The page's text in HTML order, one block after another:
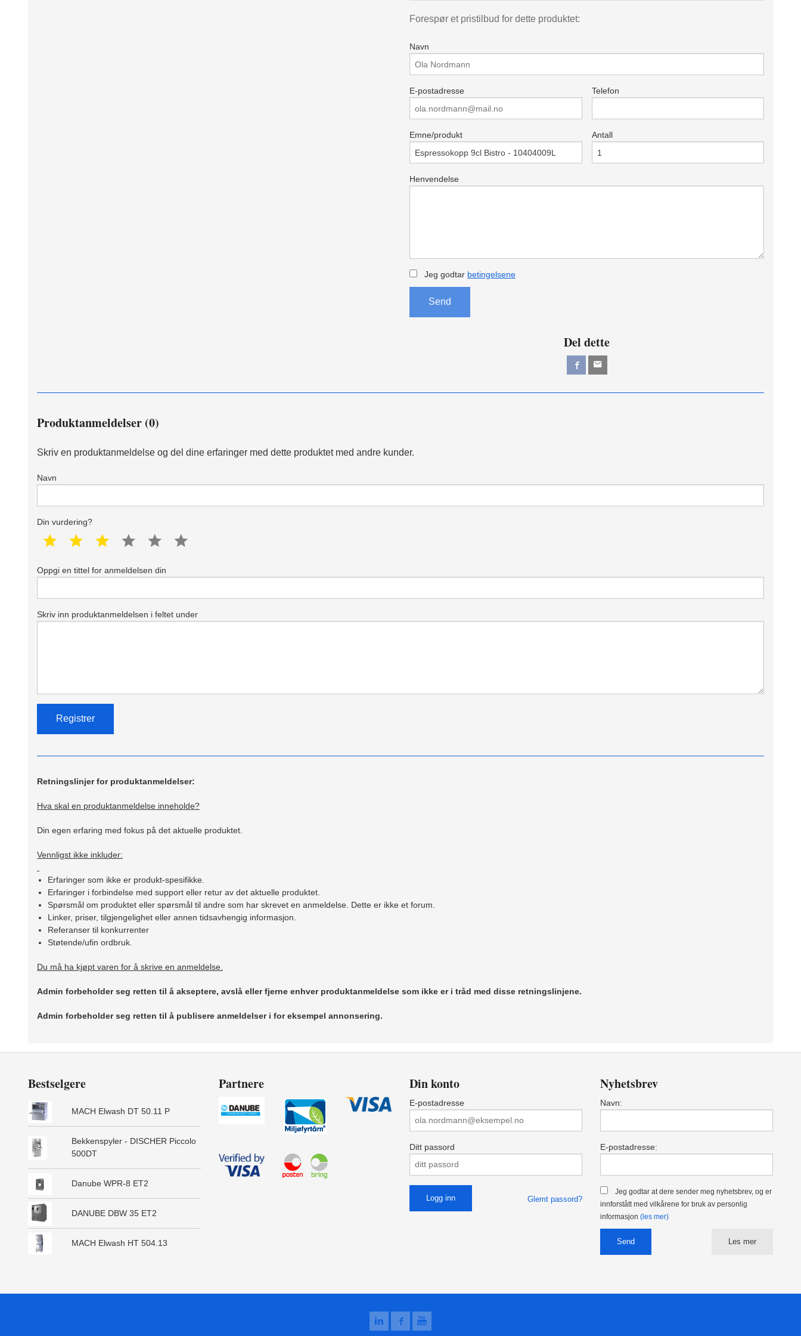
Forespør et pristilbud for dette produktet:
Navn
E-postadresse Telefon
Emne/produkt Antall
Henvendelse
Jeg godtar betingelsene
Send
Del dette
Produktanmeldelser (0)
Skriv en produktanmeldelse og del dine erfaringer med dette produktet med andre kunder.
Navn
Din vurdering?
1 star 2 star 3 star 4 star 5 star
Oppgi en tittel for anmeldelsen din
Skriv inn produktanmeldelsen i feltet under
Retningslinjer for produktanmeldelser:
Hva skal en produktanmeldelse inneholde?
Din egen erfaring med fokus på det aktuelle produktet.
Vennligst ikke inkluder:
Erfaringer som ikke er produkt-spesifikke.
Erfaringer i forbindelse med support eller retur av det aktuelle produktet.
Spørsmål om produktet eller spørsmål til andre som har skrevet en anmeldelse. Dette er ikke et forum.
Linker, priser, tilgjengelighet eller annen tidsavhengig informasjon.
Referanser til konkurrenter
Støtende/ufin ordbruk.
Du må ha kjøpt varen for å skrive en anmeldelse.
Admin forbeholder seg retten til å akseptere, avslå eller fjerne enhver produktanmeldelse som ikke er i tråd med disse retningslinjene.
Admin forbeholder seg retten til å publisere anmeldelser i for eksempel annonsering.
Bestselgere
MACH Elwash DT 50.11 P
Bekkenspyler - DISCHER Piccolo
500DT
Danube WPR-8 ET2
DANUBE DBW 35 ET2
MACH Elwash HT 504.13
Partnere Din konto
E-postadresse
Ditt passord
Glemt passord?
Nyhetsbrev
Navn:
E-postadresse:
Jeg godtar at dere sender meg nyhetsbrev, og er
innforstått med vilkårene for bruk av personlig
informasjon (les mer)
Les mer